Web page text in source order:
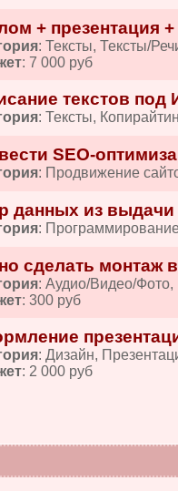
+ презентация
: Тексты, Тексты/
: 7 000 руб
текстов под
: Тексты,
SEO-
: Продвижение
данных из выдачи
:
сделать монтаж
: Аудио/Видео/
: 300 руб
: Дизайн,
: 2 000 руб